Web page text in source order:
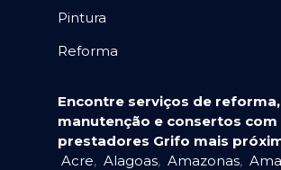
Pintura
Reforma
Encontre serviços de reforma,
manutenção e consertos com
prestadores Grifo mais
Acre, Alagoas, Amazonas,